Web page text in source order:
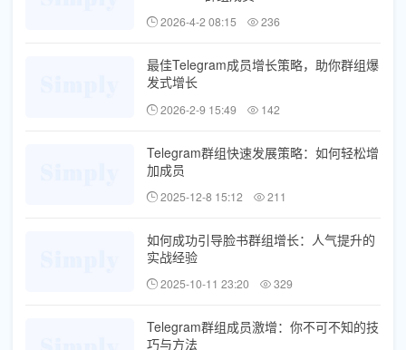
2026-4-2 08:15 236
最佳Telegram成员增长策略，助你群组爆
发式增长
2026-2-9 15:49 142
Telegram群组快速发展策略：如何轻松增
加成员
2025-12-8 15:12 211
如何成功引导脸书群组增长：人气提升的
实战经验
2025-10-11 23:20 329
Telegram群组成员激增：你不可不知的技
巧与方法